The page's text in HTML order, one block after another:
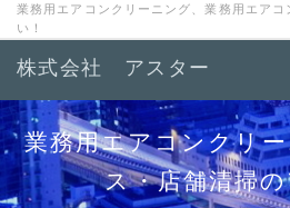
業務用エアコンクリーニング、業務用エアコ
い！
株式会社 アスター
業務用エアコンクリ
ス・店舗清掃